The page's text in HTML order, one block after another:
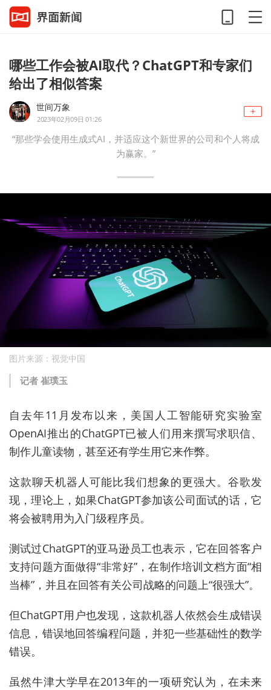
哪些工作会被AI取代？ChatGPT和专家们
给出了相似答案
世间万象
2023年02月09日 01:26
“那些学会使用生成式AI，并适应这个新世界的公司和个人将成
为赢家。”
图片来源：视觉中国
记者 崔璞玉
自去年11月发布以来，美国人工智能研究实验室
OpenAI推出的ChatGPT已被人们用来撰写求职信、
制作儿童读物，甚至还有学生用它来作弊。
这款聊天机器人可能比我们想象的更强大。谷歌发
现，理论上，如果ChatGPT参加该公司面试的话，它
将会被聘用为入门级程序员。
测试过ChatGPT的亚马逊员工也表示，它在回答客户
支持问题方面做得“非常好”，在制作培训文档方面“相
当棒”，并且在回答有关公司战略的问题上“很强大”。
但ChatGPT用户也发现，这款机器人依然会生成错误
信息，错误地回答编程问题，并犯一些基础性的数学
错误。
虽然牛津大学早在2013年的一项研究认为，在未来